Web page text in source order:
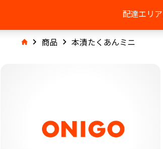
配達エリア
商品 本漬たくあんミニ